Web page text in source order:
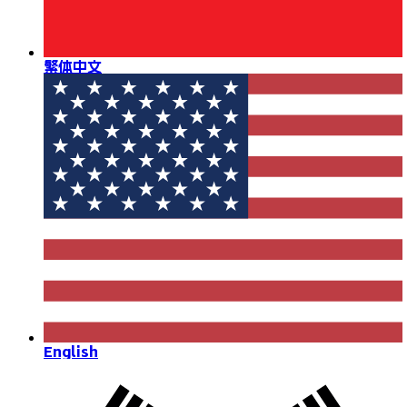
繁体中文
English